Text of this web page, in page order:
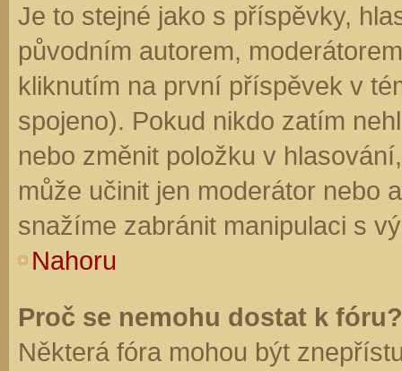
Je to stejné jako s příspěvky,
původním autorem,
kliknutím na první příspěvek v
spojeno). Pokud nikdo zatím
nebo změnit položku v
může učinit jen moderátor nebo
snažíme zabránit manipulaci s
Nahoru
Proč se nemohu dostat k fóru?
Některá fóra mohou být